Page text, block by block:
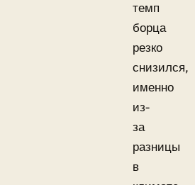
темп
борца
резко
снизился,
именно
из-
за
разницы
в